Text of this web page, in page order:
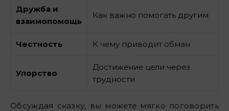
Дружба и
взаимопомощь
Как важно помогать другим
Честность К чему приводит обман
Упорство
Достижение цели через
трудности
Обсуждая сказку, вы можете мягко поговорить